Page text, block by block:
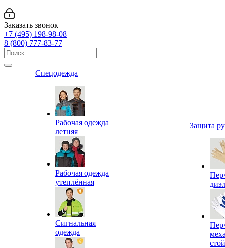
Заказать звонок
+7 (495) 198-98-08
8 (800) 777-83-77
Спецодежда
Рабочая одежда
летняя
Рабочая одежда
утеплённая
Сигнальная
одежда
Защита